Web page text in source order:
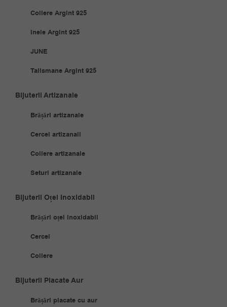
Coliere Argint 925
Inele Argint 925
JUNE
Talismane Argint 925
Bijuterii Artizanale
Brățări artizanale
Cercei artizanali
Coliere artizanale
Seturi artizanale
Bijuterii Oțel Inoxidabil
Brățări oțel inoxidabil
Cercei
Coliere
Bijuterii Placate Aur
Brățări placate cu aur